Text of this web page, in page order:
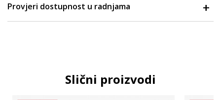
Provjeri dostupnost u radnjama
Slični proizvodi